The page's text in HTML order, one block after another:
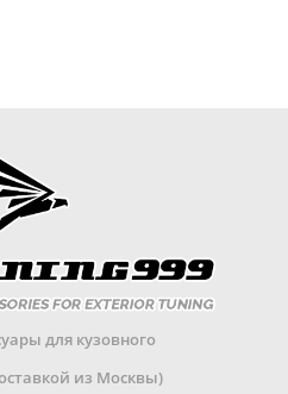
для кузовного
из Москвы)